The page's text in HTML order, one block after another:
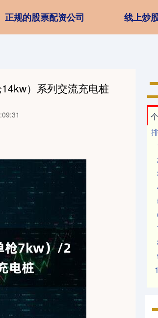
正规的股票配资公司 线上炒
）系列交流充电桩